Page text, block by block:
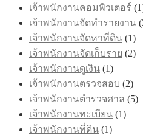
เจ้าพนักงานคอมพิวเตอร์
เจ้าพนักงานจัดทำรายงาน
เจ้าพนักงานจัดหาที่ดิน (1)
เจ้าพนักงานจัดเก็บราย (2)
เจ้าพนักงานดูเงิน (1)
เจ้าพนักงานตรวจสอบ (2)
เจ้าพนักงานตำรวจศาล (5)
เจ้าพนักงานทะเบียน (1)
เจ้าพนักงานที่ดิน (1)